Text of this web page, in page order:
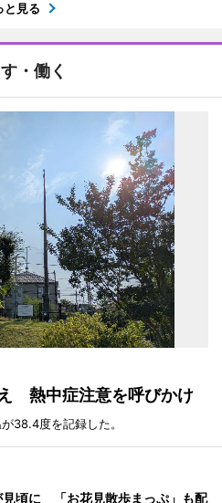
と見る
・働く
熱中症注意を呼びかけ
38.4度を記録した。
見頃に 「お花見散歩まっぷ」も配